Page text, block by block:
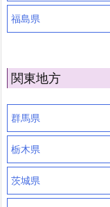
福島県
関東地方
群馬県
栃木県
茨城県